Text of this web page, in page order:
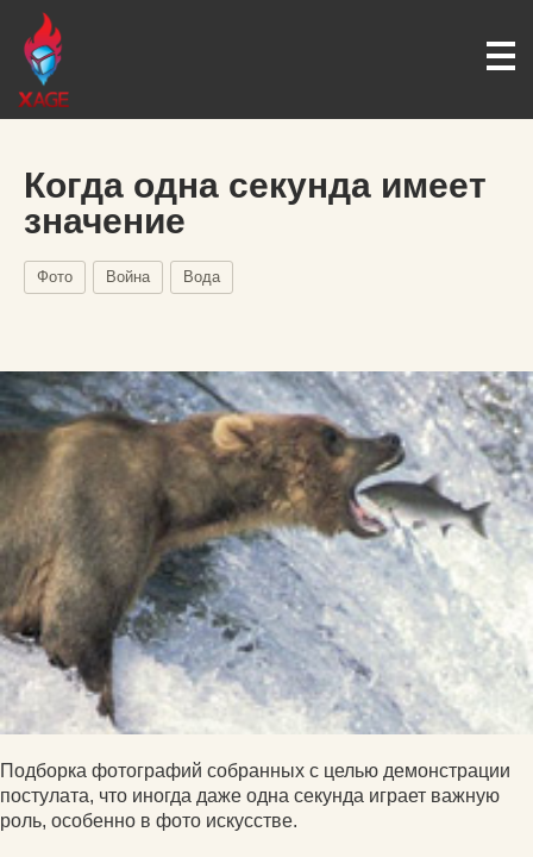
Когда одна секунда имеет
значение
Фото Война Вода
Подборка фотографий собранных с целью демонстрации
постулата, что иногда даже одна секунда играет важную
роль, особенно в фото искусстве.